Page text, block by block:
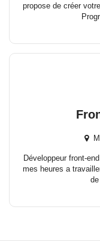
propose de créer
Développeur front-
mes heures a